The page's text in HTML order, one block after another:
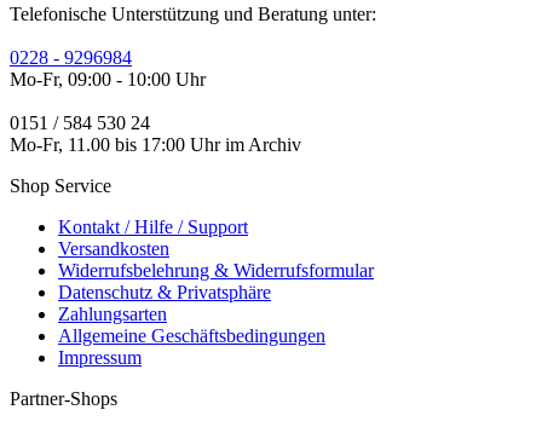
Telefonische Unterstützung und Beratung unter:
0228 - 9296984
Mo-Fr, 09:00 - 10:00 Uhr
0151 / 584 530 24
Mo-Fr, 11.00 bis 17:00 Uhr im Archiv
Shop Service
Kontakt / Hilfe / Support
Versandkosten
Widerrufsbelehrung & Widerrufsformular
Datenschutz & Privatsphäre
Zahlungsarten
Allgemeine Geschäftsbedingungen
Impressum
Partner-Shops